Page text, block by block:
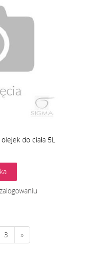
do ciała 5L
3 »